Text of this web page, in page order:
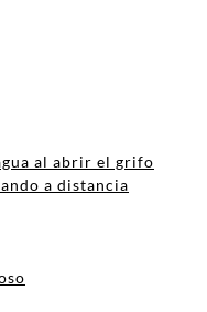
al abrir el grifo
a distancia